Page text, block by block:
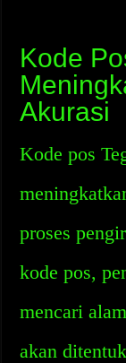
Kode
Akurasi
Kode pos
proses
kode pos,
mencari
akan